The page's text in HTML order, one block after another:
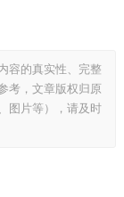
容的真实性、完整
考，文章版权归原
图片等），请及时